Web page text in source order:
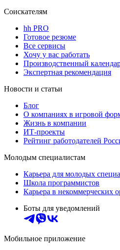
Соискателям
hh PRO
Готовое резюме
Все сервисы
Хочу у вас работать
Производственный
Экспертная рекомендация
Новости и статьи
Блог
О компаниях в игровой
Жизнь в компании
ИТ-проекты
Рейтинг работодателей
Молодым специалистам
Карьера для молодых
Школа программистов
Карьера в некоммерческих
Боты для уведомлений
Мобильное приложение